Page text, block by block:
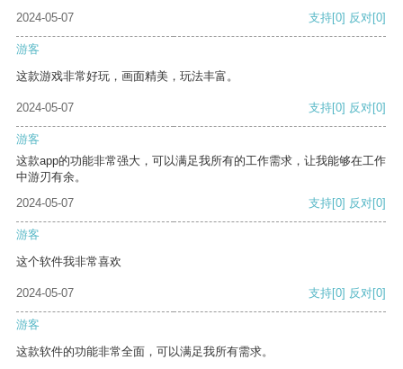
2024-05-07
支持[0] 反对[0]
游客
这款游戏非常好玩，画面精美，玩法丰富。
2024-05-07 支持[0] 反对[0]
游客
这款app的功能非常强大，可以满足我所有的工作需求，让我能够在工作
中游刃有余。
2024-05-07
支持[0] 反对[0]
游客
这个软件我非常喜欢
2024-05-07 支持[0] 反对[0]
游客
这款软件的功能非常全面，可以满足我所有需求。